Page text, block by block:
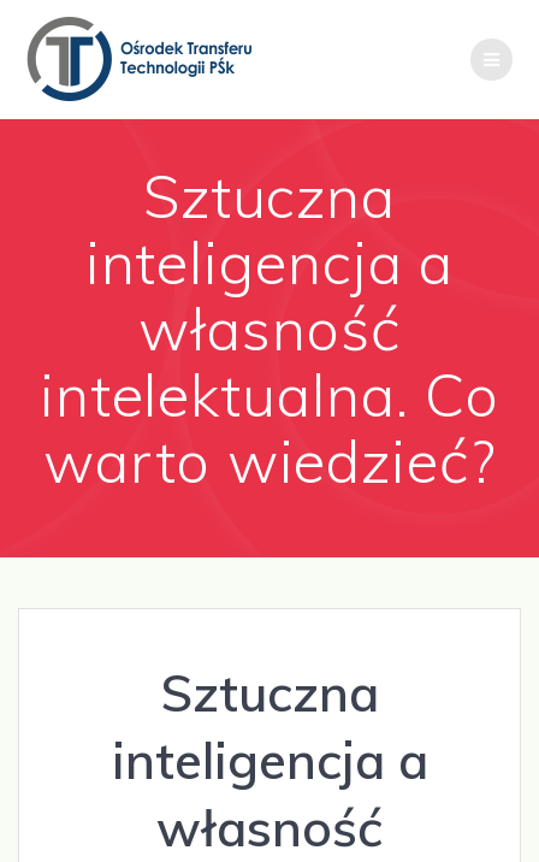
Sztuczna
inteligencja a
własność
intelektualna. Co
warto wiedzieć?
Sztuczna
inteligencja a
własność